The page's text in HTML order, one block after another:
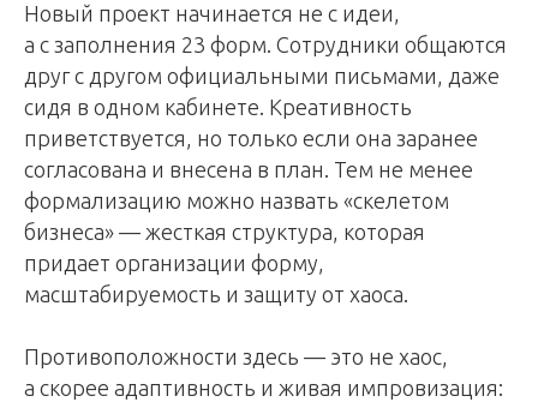
Новый проект начинается не с идеи,
а с заполнения 23 форм. Сотрудники общаются
друг с другом официальными письмами, даже
сидя в одном кабинете. Креативность
приветствуется, но только если она заранее
согласована и внесена в план. Тем не менее
формализацию можно назвать «скелетом
бизнеса» — жесткая структура, которая
придает организации форму,
масштабируемость и защиту от хаоса.
Противоположности здесь — это не хаос,
а скорее адаптивность и живая импровизация: